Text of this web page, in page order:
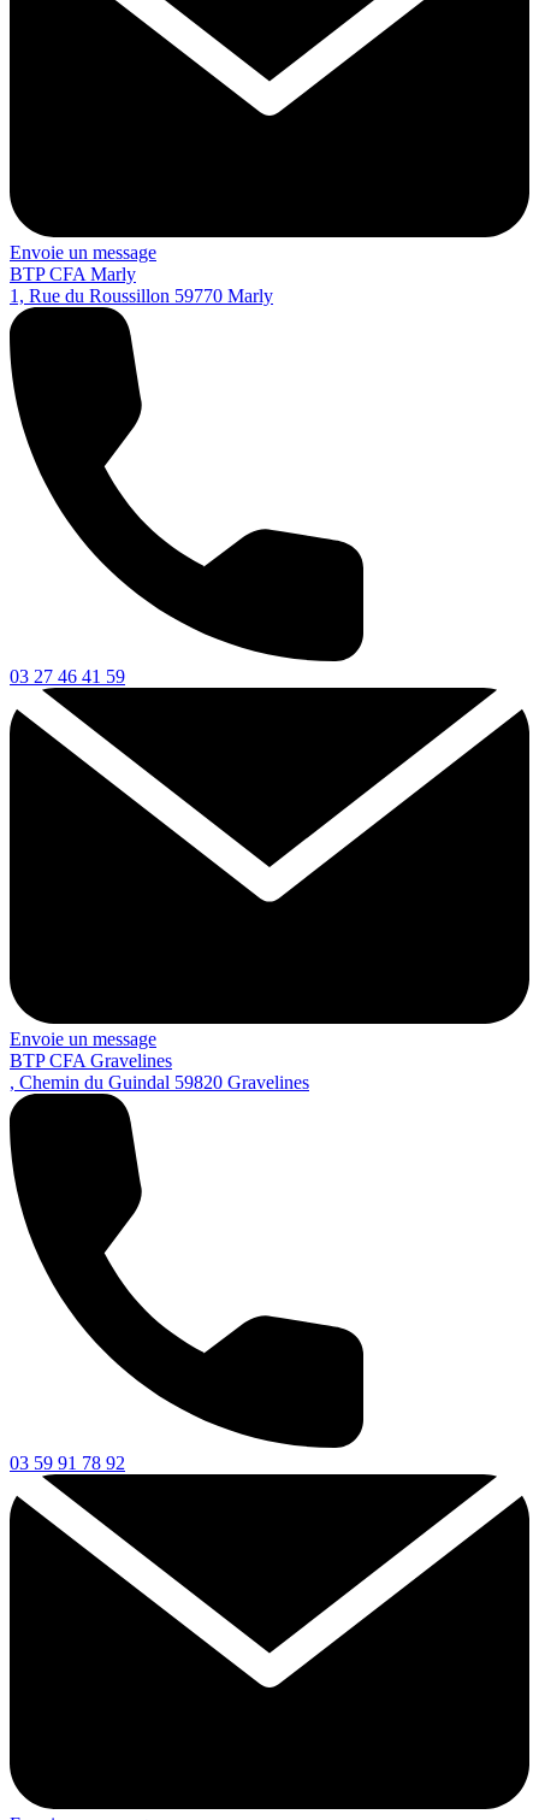
Envoie un message
BTP CFA Marly
1, Rue du Roussillon 59770 Marly
03 27 46 41 59
Envoie un message
BTP CFA Gravelines
, Chemin du Guindal 59820 Gravelines
03 59 91 78 92